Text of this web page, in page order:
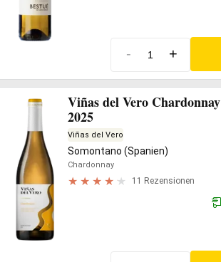
- +
Viñas del Vero Chardonnay
2025
Viñas del Vero
Somontano (Spanien)
Chardonnay
11 Rezensionen